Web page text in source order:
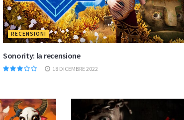
RECENSIONI
Sonority: la recensione
18 DICEMBRE 2022